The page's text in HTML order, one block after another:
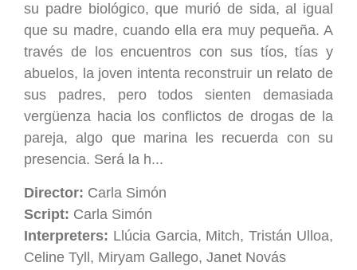
su padre biológico, que murió de sida, al igual
que su madre, cuando ella era muy pequeña. A
través de los encuentros con sus tíos, tías y
abuelos, la joven intenta reconstruir un relato de
sus padres, pero todos sienten demasiada
vergüenza hacia los conflictos de drogas de la
pareja, algo que marina les recuerda con su
presencia. Será la h...
Director: Carla Simón
Script: Carla Simón
Interpreters: Llúcia Garcia, Mitch, Tristán Ulloa,
Celine Tyll, Miryam Gallego, Janet Novás